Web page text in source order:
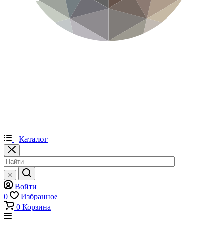
Каталог
Войти
0
Избранное
0 Корзина